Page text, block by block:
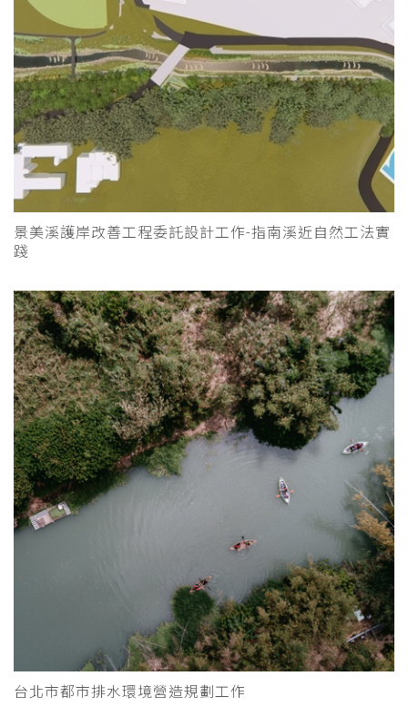
景美溪護岸改善工程委託設計工作-指南溪近自然工法實
踐
台北市都市排水環境營造規劃工作